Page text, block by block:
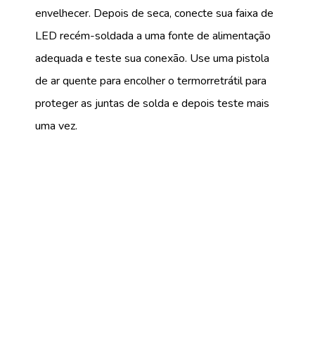
envelhecer. Depois de seca, conecte sua faixa de
LED recém-soldada a uma fonte de alimentação
adequada e teste sua conexão. Use uma pistola
de ar quente para encolher o termorretrátil para
proteger as juntas de solda e depois teste mais
uma vez.